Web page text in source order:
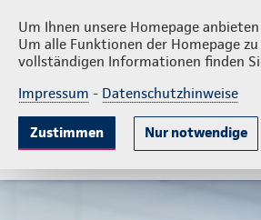
Um Ihnen unsere Homepage
Um alle Funktionen der Homepage
vollständigen Informationen finden
Impressum - Datenschutzhinweise
Zustimmen Nur notwendige
Eike Michael Laloire
Krankenversicherung